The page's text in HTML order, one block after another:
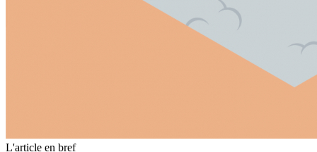
L'article en bref